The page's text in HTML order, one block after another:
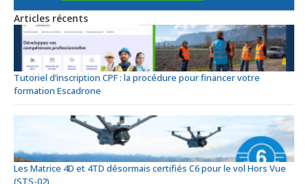
Articles récents
Tutoriel d’inscription CPF : la procédure pour financer votre
formation Escadrone
Les Matrice 4D et 4TD désormais certifiés C6 pour le vol Hors Vue
(STS-02)